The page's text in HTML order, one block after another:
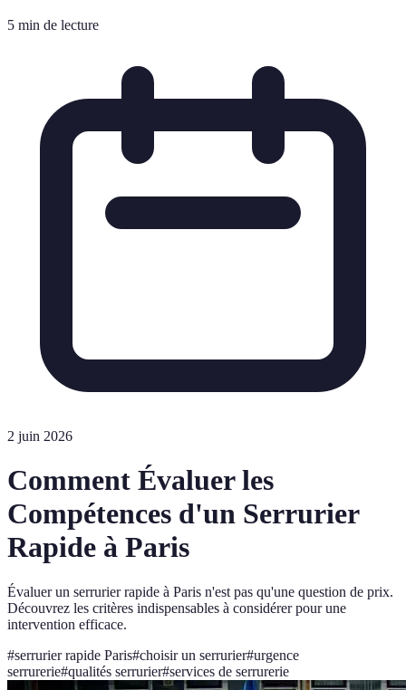
5 min de lecture
2 juin 2026
Comment Évaluer les
Compétences d'un Serrurier
Rapide à Paris
Évaluer un serrurier rapide à Paris n'est pas qu'une question de prix.
Découvrez les critères indispensables à considérer pour une
intervention efficace.
#serrurier rapide Paris#choisir un serrurier#urgence
serrurerie#qualités serrurier#services de serrurerie